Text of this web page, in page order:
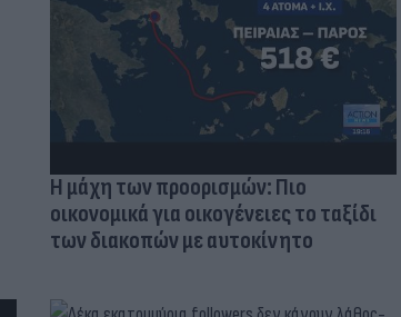
Η μάχη των προορισμών: Πιο
οικονομικά για οικογένειες το ταξίδι
των διακοπών με αυτοκίνητο